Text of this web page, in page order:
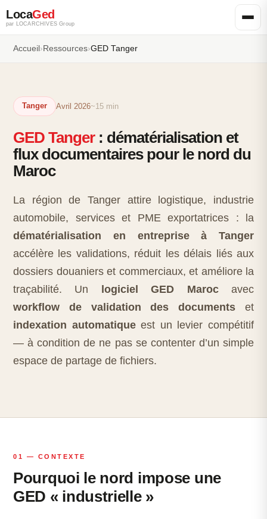
LocaGed
par LOCARCHIVES Group
Accueil › Ressources›GED Tanger
Tanger Avril 2026~15 min
GED Tanger: dématérialisation et
flux documentaires pour le nord du
Maroc
La région de Tanger attire logistique, industrie
automobile, services et PME exportatrices : la
dématérialisation en entreprise à Tanger
accélère les validations, réduit les délais liés aux
dossiers douaniers et commerciaux, et améliore la
traçabilité. Un
logiciel GED Marocavec
workflow de validation des documents et
indexation automatiqueest un levier compétitif
— à condition de ne pas se contenter d’un simple
espace de partage de fichiers.
01 — CONTEXTE
Pourquoi le nord impose une
GED « industrielle »